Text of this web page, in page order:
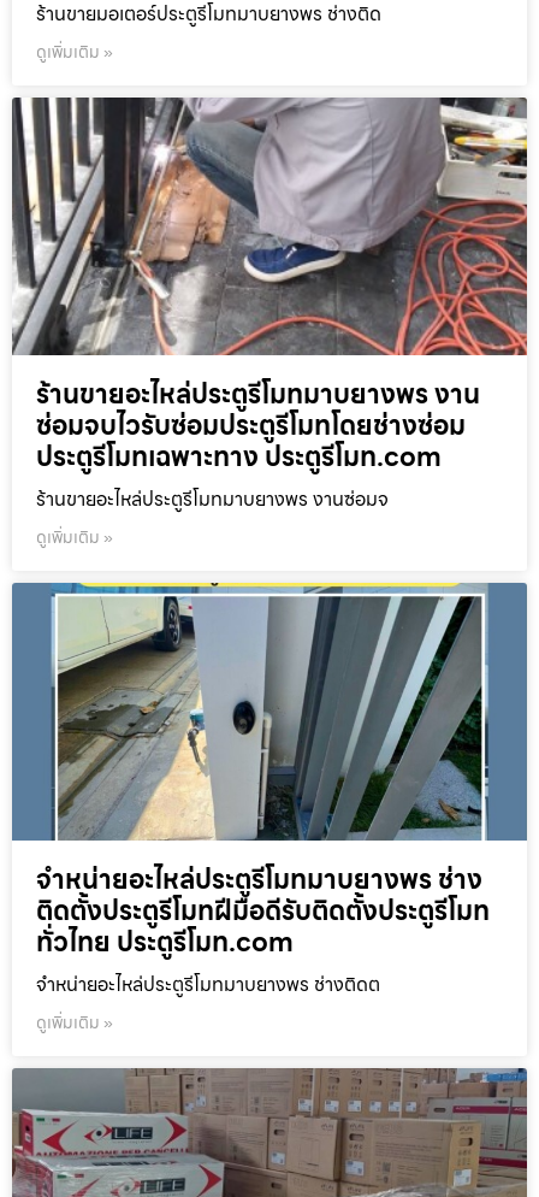
ร้านขายมอเตอร์ประตูรีโมทมาบยางพร ช่างติด
ดูเพิ่มเติม »
ร้านขายอะไหล่ประตูรีโมทมาบยางพร งาน
ซ่อมจบไวรับซ่อมประตูรีโมทโดยช่างซ่อม
ประตูรีโมทเฉพาะทาง ประตูรีโมท.com
ร้านขายอะไหล่ประตูรีโมทมาบยางพร งานซ่อมจ
ดูเพิ่มเติม »
จำหน่ายอะไหล่ประตูรีโมทมาบยางพร ช่าง
ติดตั้งประตูรีโมทฝีมือดีรับติดตั้งประตูรีโมท
ทั่วไทย ประตูรีโมท.com
จำหน่ายอะไหล่ประตูรีโมทมาบยางพร ช่างติดต
ดูเพิ่มเติม »